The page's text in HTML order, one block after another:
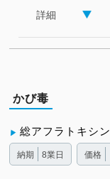
詳細
かび毒
総アフラトキシン
納期 8業日 価格